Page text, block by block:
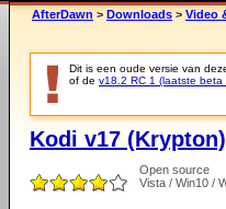
AfterDawn > Downloads > Video
Dit is een oude versie van
of de v18.2 RC 1 (laatste beta
Kodi v17
Open source
Vista / Win10 /